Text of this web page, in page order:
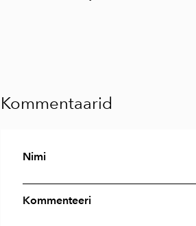
Kommentaarid
Nimi
Kommenteeri